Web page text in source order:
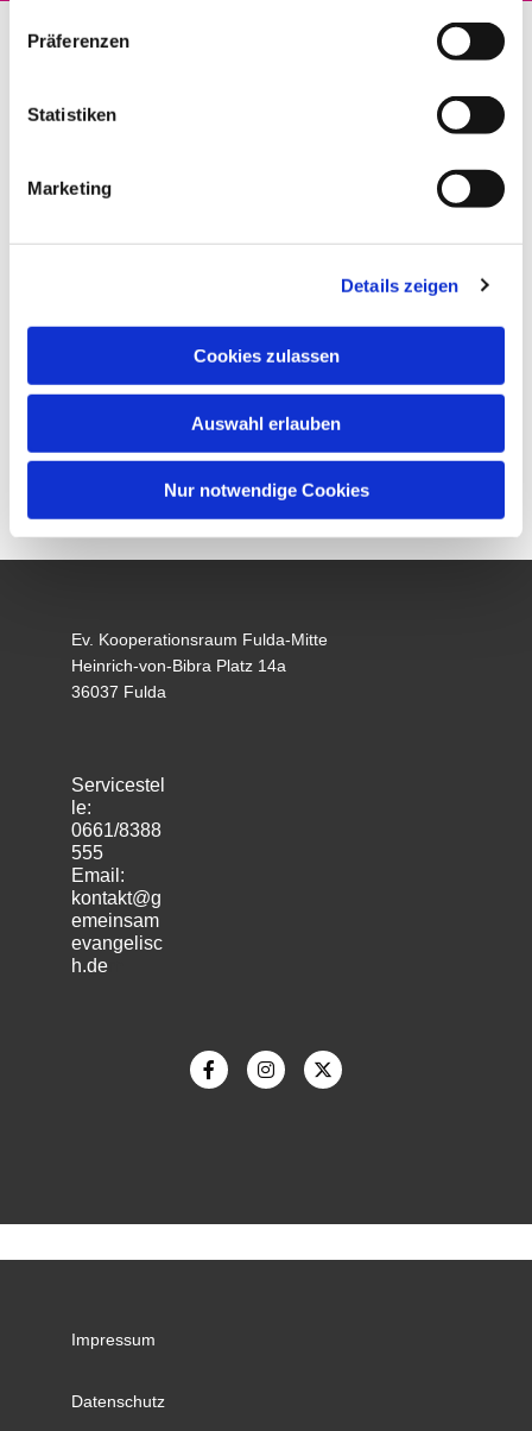
Präferenzen
Statistiken
Marketing
Details zeigen
Cookies zulassen
Auswahl erlauben
Nur notwendige Cookies
Ev. Kooperationsraum Fulda-Mitte
Heinrich-von-Bibra Platz 14a
36037 Fulda
Servicestel
le:
0661/8388
555
Email:
kontakt@g
emeinsam
evangelisc
h.de
Impressum
Datenschutz